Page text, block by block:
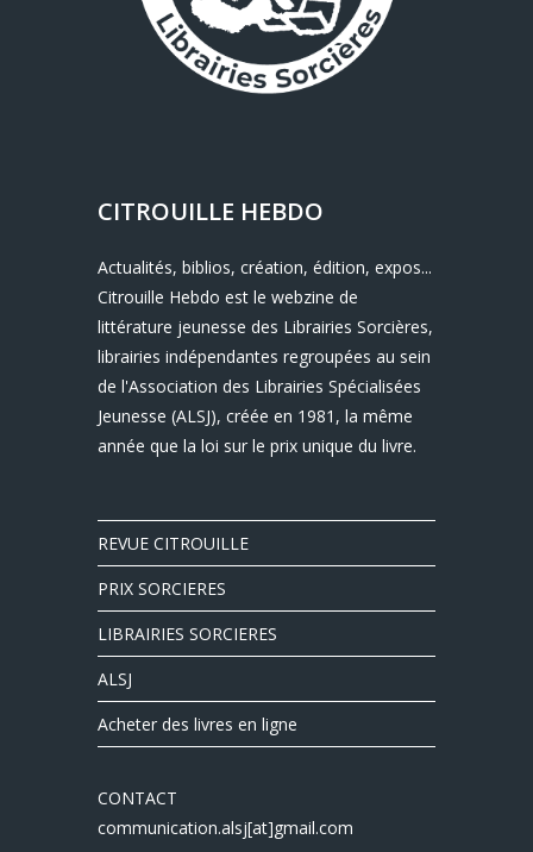
CITROUILLE HEBDO
Actualités, biblios, création, édition, expos...
Citrouille Hebdo est le webzine de
littérature jeunesse des Librairies Sorcières,
librairies indépendantes regroupées au sein
de l'Association des Librairies Spécialisées
Jeunesse (ALSJ), créée en 1981, la même
année que la loi sur le prix unique du livre.
REVUE CITROUILLE
PRIX SORCIERES
LIBRAIRIES SORCIERES
ALSJ
Acheter des livres en ligne
CONTACT
communication.alsj[at]gmail.com